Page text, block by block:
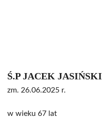
Ś.P JACEK JASIŃSKI
zm. 26.06.2025 r.
w wieku 67 lat